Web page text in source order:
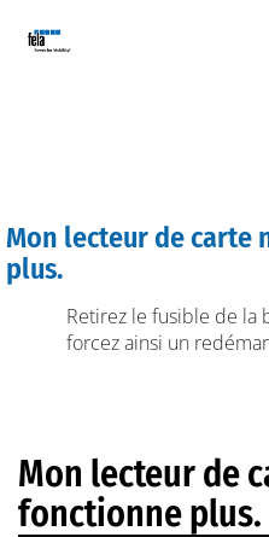
Mon lecteur de carte
plus.
Retirez le fusible de la
forcez ainsi un
Mon lecteur de
fonctionne plus.